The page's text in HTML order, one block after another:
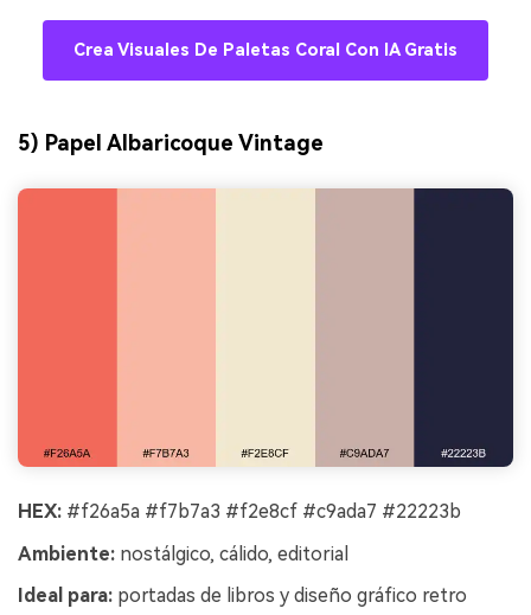
Crea Visuales De Paletas Coral Con IA Gratis
5) Papel Albaricoque Vintage
HEX: #f26a5a #f7b7a3 #f2e8cf #c9ada7 #22223b
Ambiente: nostálgico, cálido, editorial
Ideal para: portadas de libros y diseño gráfico retro